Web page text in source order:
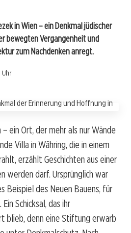
in Wien – ein Denkmal jüdischer
bewegten Vergangenheit und
zum Nachdenken anregt.
Uhr
ein Ort, der mehr als nur Wände
Villa in Währing, die in einem
erzählt Geschichten aus einer
werden darf. Ursprünglich war
Beispiel des Neuen Bauens, für
Schicksal, das ihr
blieb, denn eine Stiftung erwarb